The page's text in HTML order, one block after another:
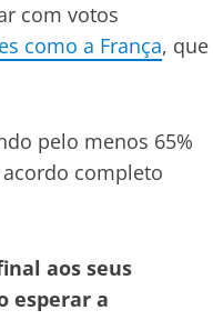
com votos
como a França, que
pelo menos 65%
completo
aos seus
esperar a